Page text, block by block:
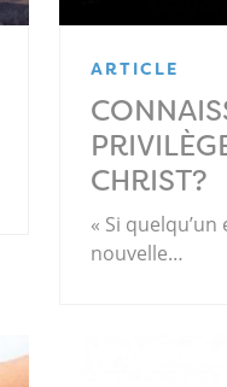
ARTICLE
CHRIST?
« Si
nouvelle…